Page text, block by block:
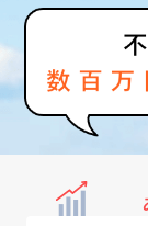
家査定シミュレ
お問い合わせ